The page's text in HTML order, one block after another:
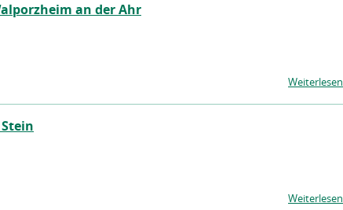
an der Ahr
Weiterlesen
Weiterlesen